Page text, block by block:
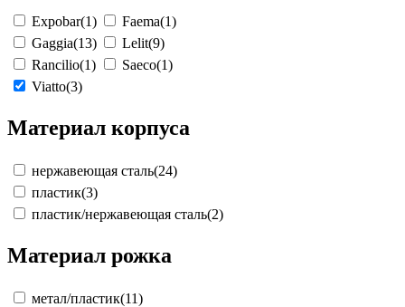
Expobar(1) Faema(1)
Gaggia(13) Lelit(9)
Rancilio(1) Saeco(1)
Viatto(3)
Материал корпуса
нержавеющая сталь(24)
пластик(3)
пластик/нержавеющая сталь(2)
Материал рожка
метал/пластик(11)